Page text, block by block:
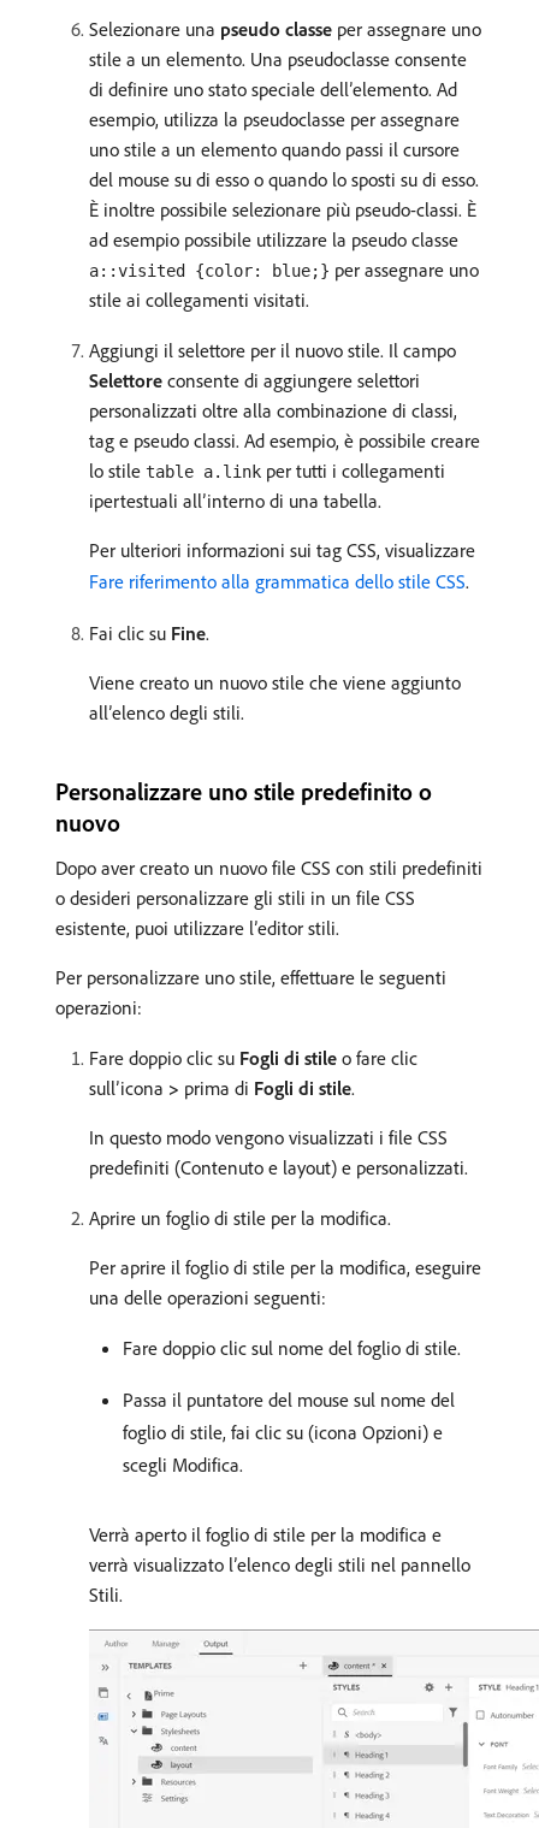
Selezionare una pseudo classe per assegnare uno
stile a un elemento. Una pseudoclasse consente
di definire uno stato speciale dell’elemento. Ad
esempio, utilizza la pseudoclasse per assegnare
uno stile a un elemento quando passi il cursore
del mouse su di esso o quando lo sposti su di esso.
È inoltre possibile selezionare più pseudo-classi. È
ad esempio possibile utilizzare la pseudo classe
a::visited {color: blue;} per assegnare uno
stile ai collegamenti visitati.
Aggiungi il selettore per il nuovo stile. Il campo
Selettore consente di aggiungere selettori
personalizzati oltre alla combinazione di classi,
tag e pseudo classi. Ad esempio, è possibile creare
lo stile table a.link per tutti i collegamenti
ipertestuali all’interno di una tabella.
Per ulteriori informazioni sui tag CSS, visualizzare
Fare riferimento alla grammatica dello stile CSS.
Fai clic su Fine.
Viene creato un nuovo stile che viene aggiunto
all’elenco degli stili.
Personalizzare uno stile predefinito o
nuovo
Dopo aver creato un nuovo file CSS con stili predefiniti
o desideri personalizzare gli stili in un file CSS
esistente, puoi utilizzare l’editor stili.
Per personalizzare uno stile, effettuare le seguenti
operazioni:
Fare doppio clic su Fogli di stile o fare clic
sull’icona > prima di Fogli di stile.
In questo modo vengono visualizzati i file CSS
predefiniti (Contenuto e layout) e personalizzati.
Aprire un foglio di stile per la modifica.
Per aprire il foglio di stile per la modifica, eseguire
una delle operazioni seguenti:
Fare doppio clic sul nome del foglio di stile.
Passa il puntatore del mouse sul nome del
foglio di stile, fai clic su (icona Opzioni) e
scegli Modifica.
Verrà aperto il foglio di stile per la modifica e
verrà visualizzato l’elenco degli stili nel pannello
Stili.